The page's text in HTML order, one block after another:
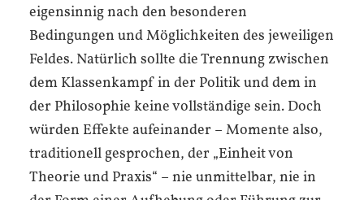
eigensinnig nach den besonderen
Bedingungen und Möglichkeiten des jeweiligen
Feldes. Natürlich sollte die Trennung zwischen
dem Klassenkampf in der Politik und dem in
der Philosophie keine vollständige sein. Doch
würden Effekte aufeinander – Momente also,
traditionell gesprochen, der „Einheit von
Theorie und Praxis“ – nie unmittelbar, nie in